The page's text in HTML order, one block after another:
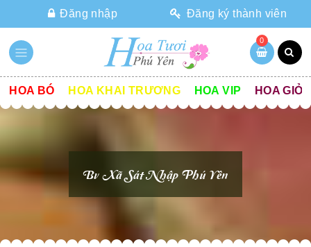
Đăng nhập Đăng ký thành viên
0
HOA BÓ HOA KHAI TRƯƠNG HOA VIP HOA GIỎ
Bv Xã Sát Nhập Phú Yên